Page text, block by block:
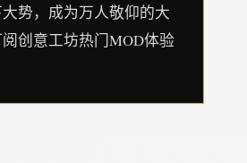
势，成为万人敬仰的大
创意工坊热门MOD体验